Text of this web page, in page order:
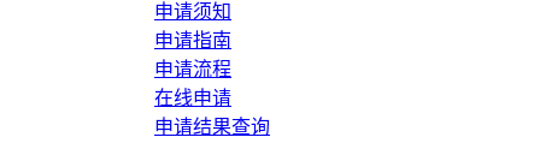
申请须知
申请指南
申请流程
在线申请
申请结果查询